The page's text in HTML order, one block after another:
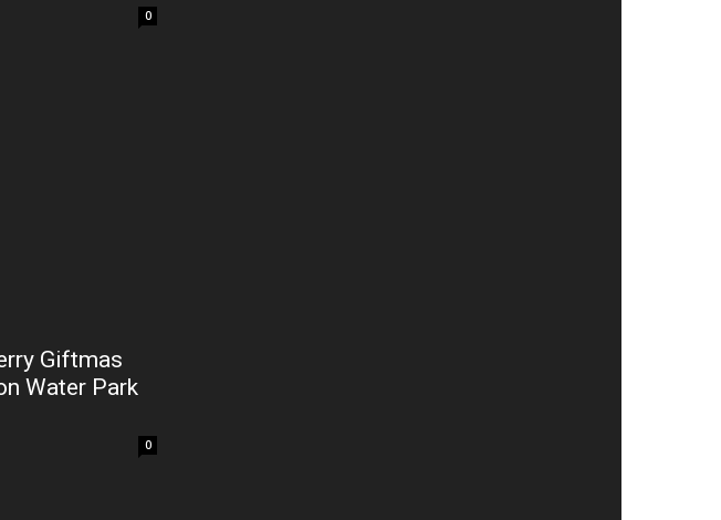
0
Giftmas
Water Park
0